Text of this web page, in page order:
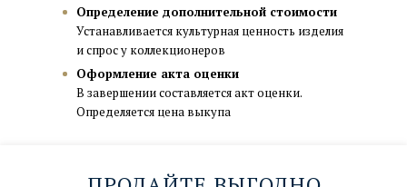
Определение дополнительной стоимости
Устанавливается культурная ценность изделия
и спрос у коллекционеров
Оформление акта оценки
В завершении составляется акт оценки.
Определяется цена выкупа
ПОКАЗАТЬ НА КАРТЕ →
ЗАПИСАТЬСЯ→